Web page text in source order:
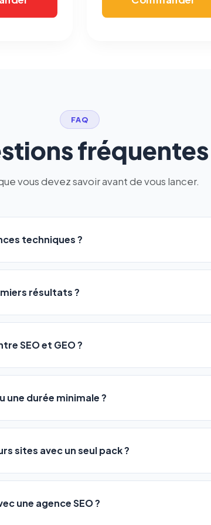
FAQ
fréquentes
vous devez savoir avant de vous lancer.
techniques ?
conçu pour être accessible àtous les profils:
Pas de code, pas de configuration complexe —
activité, et le logiciel gère tout en automatique
résultats ?
une amélioration de leur positionnement en4
SEO et GEO ?
vous positionne sur les moteurs classiques :
va plus loin : il fait en sorte que les IA
référence dans leurs réponses. Notre
une durée minimale ?
sont résiliables à tout moment, directement
(09 73 89 23 94) ou via le support en
totale.
sites avec un seul pack ?
de sites différent :
une agence SEO ?